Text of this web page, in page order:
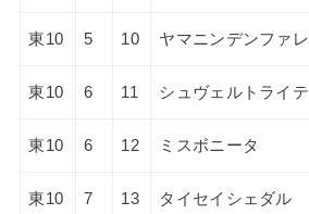
東10 5 10 ヤマニンデンファレ
東10 6 11 シュヴェルトライテ
東10 6 12 ミスボニータ
東10 7 13 タイセイシェダル